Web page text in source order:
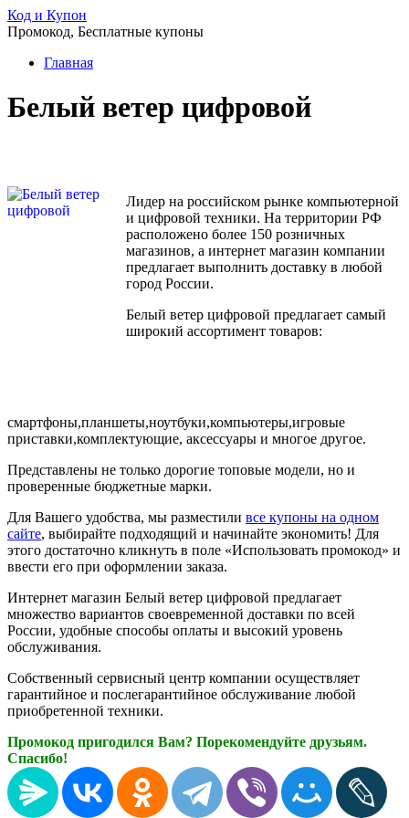
Код и Купон
Промокод, Бесплатные купоны
Главная
Белый ветер цифровой
Лидер на российском рынке компьютерной
и цифровой техники. На территории РФ
расположено более 150 розничных
магазинов, а интернет магазин компании
предлагает выполнить доставку в любой
город России.
Белый ветер цифровой предлагает самый
широкий ассортимент товаров:
смартфоны,планшеты,ноутбуки,компьютеры,игровые
приставки,комплектующие, аксессуары и многое другое.
Представлены не только дорогие топовые модели, но и
проверенные бюджетные марки.
Для Вашего удобства, мы разместили все купоны на одном
сайте, выбирайте подходящий и начинайте экономить! Для
этого достаточно кликнуть в поле «Использовать промокод» и
ввести его при оформлении заказа.
Интернет магазин Белый ветер цифровой предлагает
множество вариантов своевременной доставки по всей
России, удобные способы оплаты и высокий уровень
обслуживания.
Собственный сервисный центр компании осуществляет
гарантийное и послегарантийное обслуживание любой
приобретенной техники.
Промокод пригодился Вам? Порекомендуйте друзьям.
Спасибо!